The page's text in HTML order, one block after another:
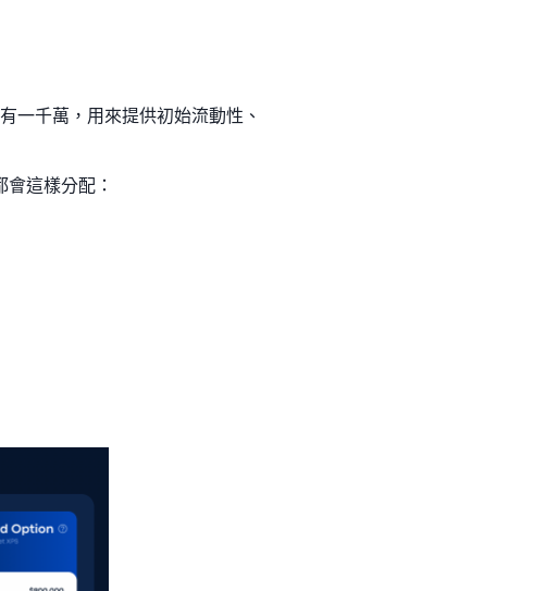
一千萬，用來提供初始流動性、
這樣分配：